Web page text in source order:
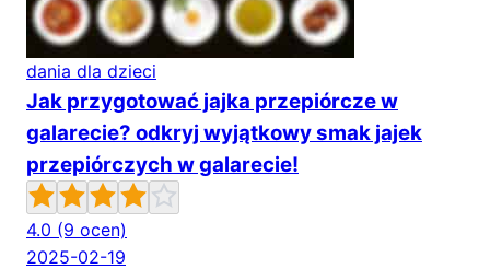
dania dla dzieci
Jak przygotować jajka przepiórcze w
galarecie? odkryj wyjątkowy smak jajek
przepiórczych w galarecie!
4.0 (9 ocen)
2025-02-19